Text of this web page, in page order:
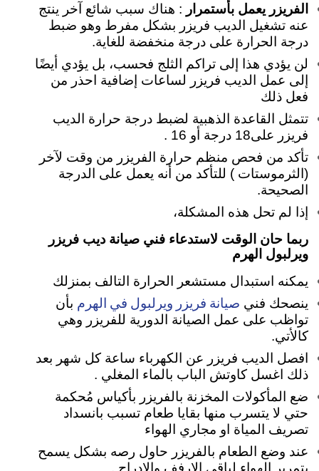
الفريزر يعمل بأستمرار : هناك سبب شائع آخر ينتج
عنه تشغيل الديب فريزر بشكل مفرط وهو ضبط
درجة الحرارة على درجة منخفضة للغاية.
لن يؤدي هذا إلى تراكم الثلج فحسب، بل يؤدي أيضًا
إلى عمل الديب فريزر لساعات إضافية احذر من
فعل ذلك
تتمثل القاعدة الذهبية لضبط درجة حرارة الديب
فريزر على18 درجة أو 16 .
تأكد من فحص منظم حرارة الفريزر من وقت لآخر
(الثرموستات ) للتأكد من أنه يعمل على الدرجة
الصحيحة.
إذا لم تحل هذه المشكلة،
ربما حان الوقت لاستدعاء فني صيانة ديب فريزر
ويرلبول الهرم
يمكنه استبدال مستشعر الحرارة التالف بمنزلك
ينصحك فني صيانة فريزر ويرلبول في الهرم بأن
تواظب على عمل الصيانة الدورية للفريزر وهي
كالأتي.
افصل الديب فريزر عن الكهرباء ساعة كل شهر بعد
ذلك اغسل كاوتش الباب بالماء المغلي .
ضع المأكولات المخزنة بالفريزر بأكياس مُحكمة
حتي لا يتسرب منها بقايا طعام تسبب بانسداد
تصريف المياة او مجاري الهواء
عند وضع الطعام بالفريزر حاول رصه بشكل يسمح
بتمرير الهواء لباقي الارفف والادراج .